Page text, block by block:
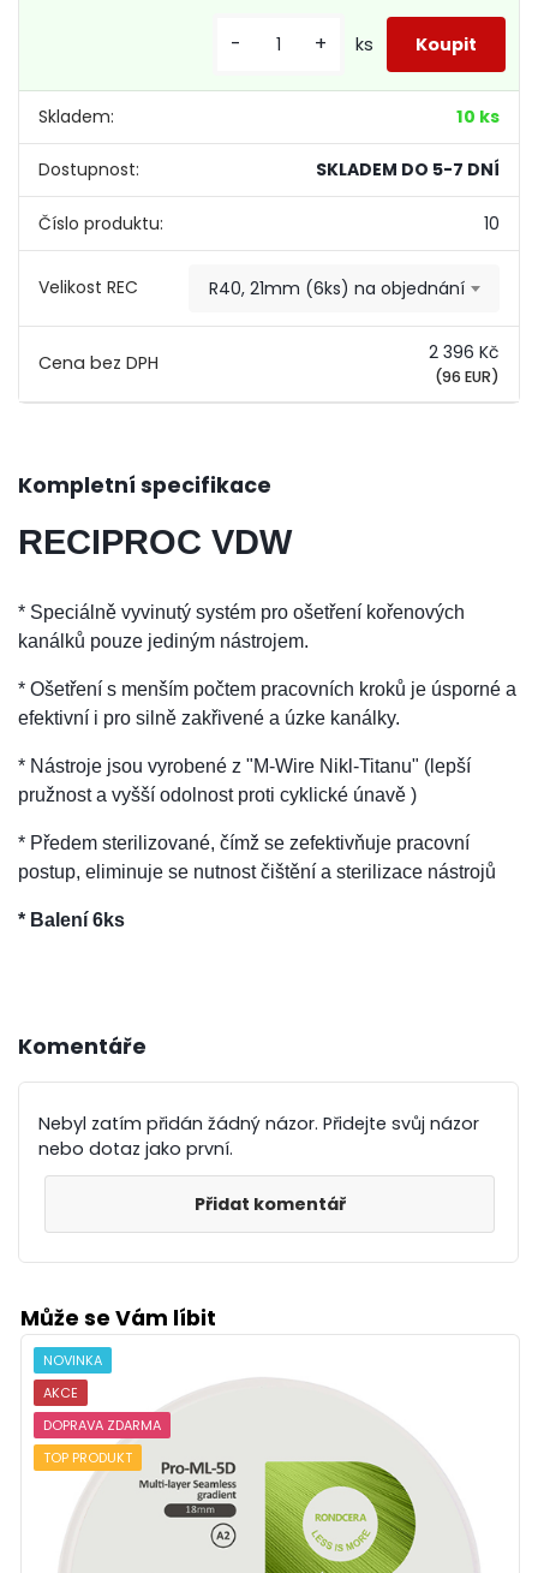
Skladem: 10 ks
Dostupnost: SKLADEM DO 5-7 DNÍ
Číslo produktu: 10
Velikost REC R40, 21mm (6ks) na objednání
2 396 Kč
(96 EUR)
- + ks
Kompletní specifikace
RECIPROC VDW
* Speciálně vyvinutý systém pro ošetření kořenových
kanálků pouze jediným nástrojem.
* Ošetření s menším počtem pracovních kroků je úsporné a
efektivní i pro silně zakřivené a úzke kanálky.
* Nástroje jsou vyrobené z "M-Wire Nikl-Titanu" (lepší
pružnost a vyšší odolnost proti cyklické únavě )
* Předem sterilizované, čímž se zefektivňuje pracovní
postup, eliminuje se nutnost čištění a sterilizace nástrojů
* Balení 6ks
Komentáře
Nebyl zatím přidán žádný názor. Přidejte svůj názor
nebo dotaz jako první.
Přidat komentář
Může se Vám líbit
NOVINKA
AKCE
DOPRAVA ZDARMA
TOP PRODUKT